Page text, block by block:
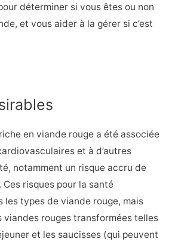
déterminer si vous êtes ou non
et vous aider à la gérer si c’est
en viande rouge a été associée
et à d’autres
notamment un risque accru de
risques pour la santé
les types de viande rouge, mais
viandes rouges transformées telles
et les saucisses (qui peuvent